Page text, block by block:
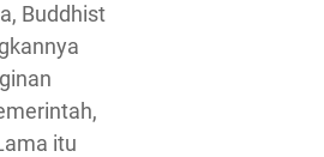
Buddhist
itu